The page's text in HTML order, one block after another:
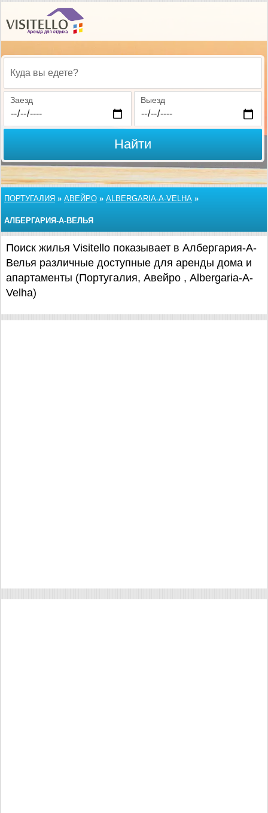
Куда вы едете?
Заезд Выезд
Найти
ПОРТУГАЛИЯ » АВЕЙРО » ALBERGARIA-A-VELHA »
АЛБЕРГАРИЯ-А-ВЕЛЬЯ
Поиск жилья Visitello показывает в Албергария-А-
Велья различные доступные для аренды дома и
апартаменты (Португалия, Авейро , Albergaria-A-
Velha)